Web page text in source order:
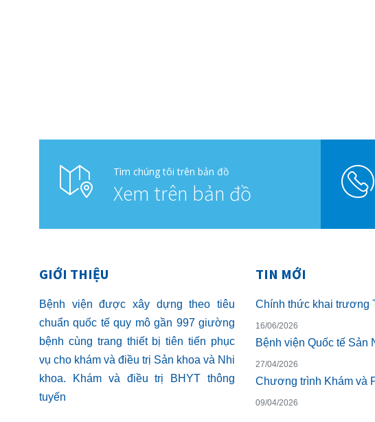
Tìm chúng tôi trên bản đồ
Xem trên bản đồ
GIỚI THIỆU
Bệnh viện được xây dựng theo tiêu
chuẩn quốc tế quy mô gần 997 giường
bệnh cùng trang thiết bị tiên tiến phục
vụ cho khám và điều trị Sản khoa và Nhi
khoa. Khám và điều trị BHYT thông
tuyến
TIN MỚI
16/06/2026
27/04/2026
09/04/2026